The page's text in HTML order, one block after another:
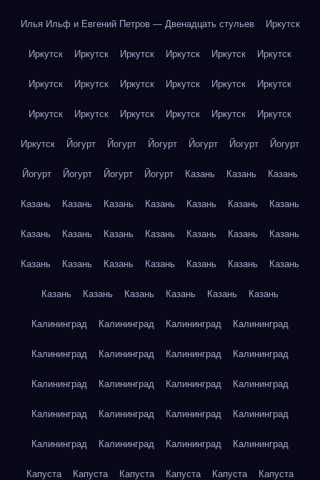
Илья Ильф и Евгений Петров — Двенадцать стульев Иркутск
Иркутск Иркутск Иркутск Иркутск Иркутск Иркутск
Иркутск Иркутск Иркутск Иркутск Иркутск Иркутск
Иркутск Иркутск Иркутск Иркутск Иркутск Иркутск
Иркутск Йогурт Йогурт Йогурт Йогурт Йогурт Йогурт
Йогурт Йогурт Йогурт Йогурт Казань Казань Казань
Казань Казань Казань Казань Казань Казань Казань
Казань Казань Казань Казань Казань Казань Казань
Казань Казань Казань Казань Казань Казань Казань
Казань Казань Казань Казань Казань Казань
Калининград Калининград Калининград Калининград
Калининград Калининград Калининград Калининград
Калининград Калининград Калининград Калининград
Калининград Калининград Калининград Калининград
Калининград Калининград Калининград Калининград
Капуста Капуста Капуста Капуста Капуста Капуста